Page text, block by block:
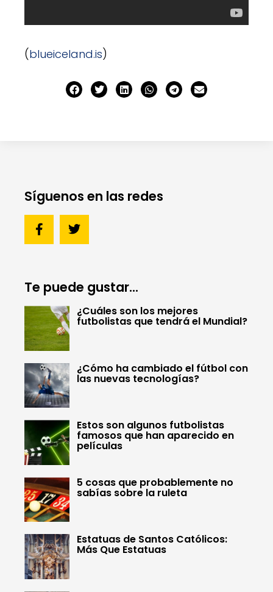
(blueiceland.is)
Síguenos en las redes
Te puede gustar...
¿Cuáles son los mejores
futbolistas que tendrá el Mundial?
¿Cómo ha cambiado el fútbol con
las nuevas tecnologías?
Estos son algunos futbolistas
famosos que han aparecido en
películas
5 cosas que probablemente no
sabías sobre la ruleta
Estatuas de Santos Católicos:
Más Que Estatuas